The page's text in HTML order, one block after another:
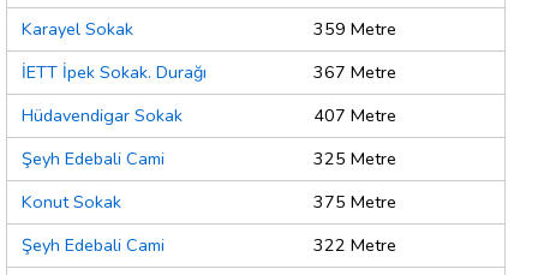
Karayel Sokak
359 Metre
İETT İpek Sokak. Durağı
367 Metre
Hüdavendigar Sokak
407 Metre
Şeyh Edebali Cami
325 Metre
Konut Sokak
375 Metre
Şeyh Edebali Cami
322 Metre